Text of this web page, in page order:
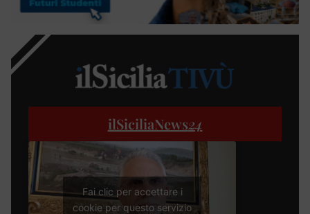
ilSiciliaNews24
Fai clic per accettare i
cookie per questo servizio